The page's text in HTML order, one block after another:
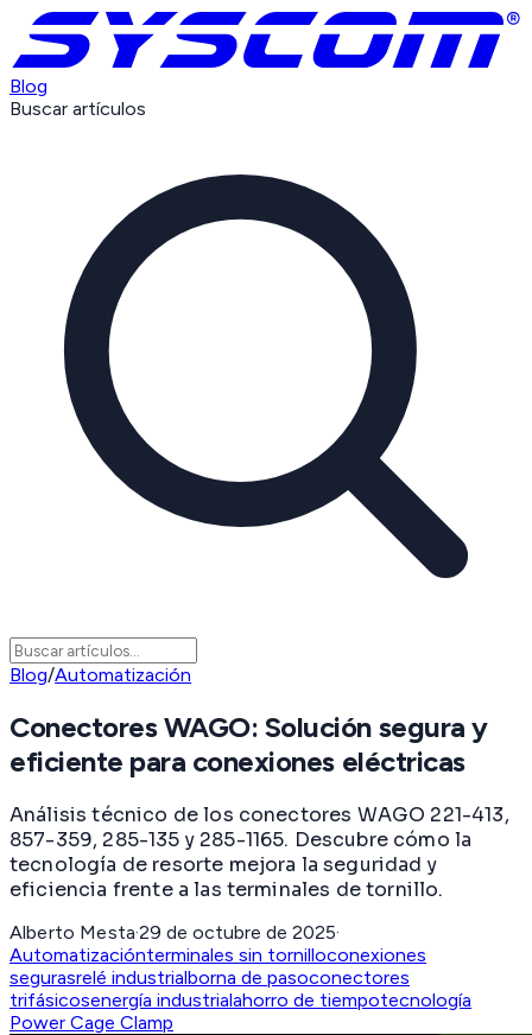
Blog
Buscar artículos
Blog/Automatización
Conectores WAGO: Solución segura y
eficiente para conexiones eléctricas
Análisis técnico de los conectores WAGO 221-413,
857-359, 285-135 y 285-1165. Descubre cómo la
tecnología de resorte mejora la seguridad y
eficiencia frente a las terminales de tornillo.
Alberto Mesta·29 de octubre de 2025·
Automatizaciónterminales sin tornilloconexiones
segurasrelé industrialborna de pasoconectores
trifásicosenergía industrialahorro de tiempotecnología
Power Cage Clamp